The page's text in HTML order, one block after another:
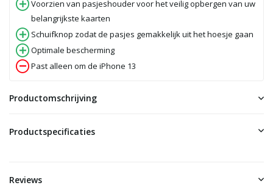
Voorzien van pasjeshouder voor het veilig opbergen van uw
belangrijkste kaarten
Schuifknop zodat de pasjes gemakkelijk uit het hoesje gaan
Optimale bescherming
Past alleen om de iPhone 13
Productomschrijving
Productspecificaties
Reviews